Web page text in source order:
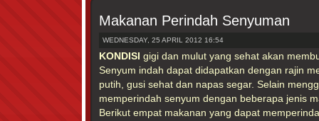
Makanan Perindah Senyuman
WEDNESDAY, 25 APRIL 2012 16:54
KONDISI gigi dan mulut yang sehat akan
Senyum indah dapat didapatkan dengan rajin
putih, gusi sehat dan napas segar. Selain
memperindah senyum dengan beberapa jenis
Berikut empat makanan yang dapat